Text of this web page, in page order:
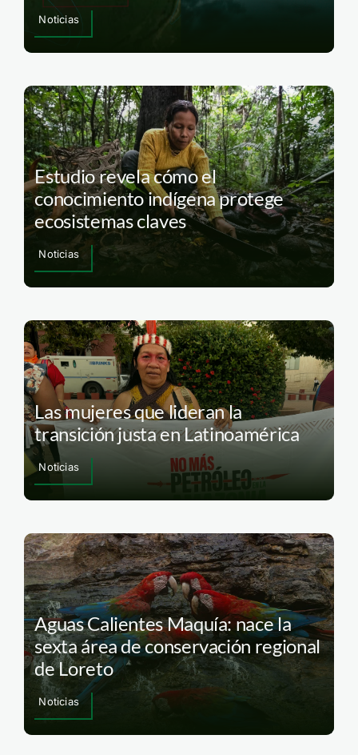
Noticias
Estudio revela cómo el
conocimiento indígena protege
ecosistemas claves
Noticias
Las mujeres que lideran la
transición justa en Latinoamérica
Noticias
Aguas Calientes Maquía: nace la
sexta área de conservación regional
de Loreto
Noticias